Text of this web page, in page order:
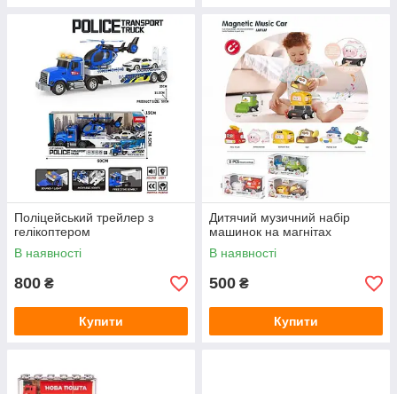
Поліцейський трейлер з
гелікоптером
В наявності
800 ₴
Купити
Дитячий музичний набір
машинок на магнітах
В наявності
500 ₴
Купити